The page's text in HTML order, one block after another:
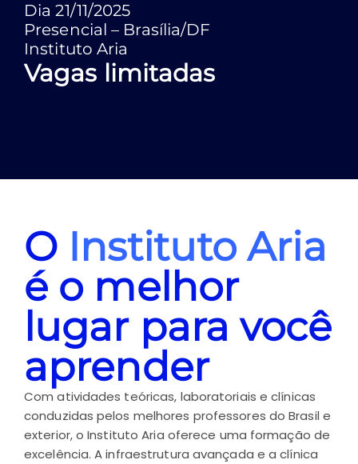
Dia 21/11/2025
Presencial – Brasília/DF
Instituto Aria
Vagas limitadas
O Instituto Aria
é o melhor
lugar para você
aprender
Com atividades teóricas, laboratoriais e clínicas
conduzidas pelos melhores professores do Brasil e
exterior, o Instituto Aria oferece uma formação de
excelência. A infraestrutura avançada e a clínica